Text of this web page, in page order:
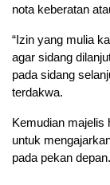
nota keberatan
“Izin yang mulia
agar sidang
pada sidang
terdakwa.
Kemudian majelis
untuk
pada pekan